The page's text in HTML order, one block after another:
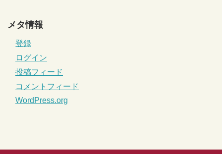
メタ情報
登録
ログイン
投稿フィード
コメントフィード
WordPress.org